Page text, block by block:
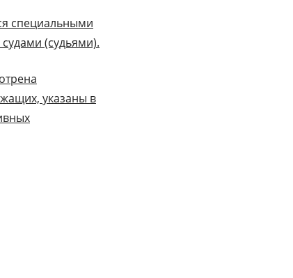
специальными
(судьями).
указаны в